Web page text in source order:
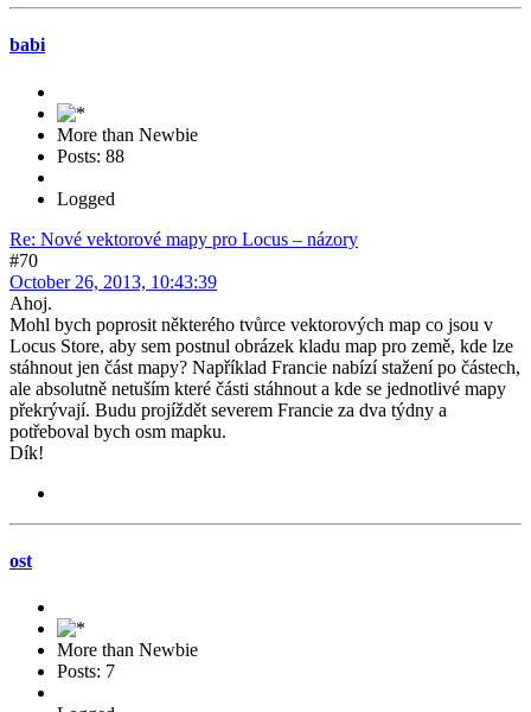
babi
More than Newbie
Posts: 88
Logged
Re: Nové vektorové mapy pro Locus – názory
#70
October 26, 2013, 10:43:39
Ahoj.
Mohl bych poprosit některého tvůrce vektorových map co jsou v
Locus Store, aby sem postnul obrázek kladu map pro země, kde lze
stáhnout jen část mapy? Například Francie nabízí stažení po částech,
ale absolutně netuším které části stáhnout a kde se jednotlivé mapy
překrývají. Budu projíždět severem Francie za dva týdny a
potřeboval bych osm mapku.
Dík!
ost
More than Newbie
Posts: 7